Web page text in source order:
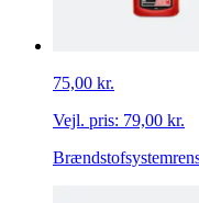
75,00 kr.
Vejl. pris: 79,00 kr.